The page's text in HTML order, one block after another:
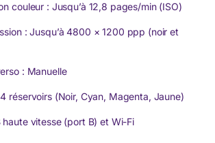
couleur : Jusqu’à 12,8 pages/min (ISO)
: Jusqu’à 4800 × 1200 ppp (noir et
: Manuelle
réservoirs (Noir, Cyan, Magenta, Jaune)
haute vitesse (port B) et Wi-Fi